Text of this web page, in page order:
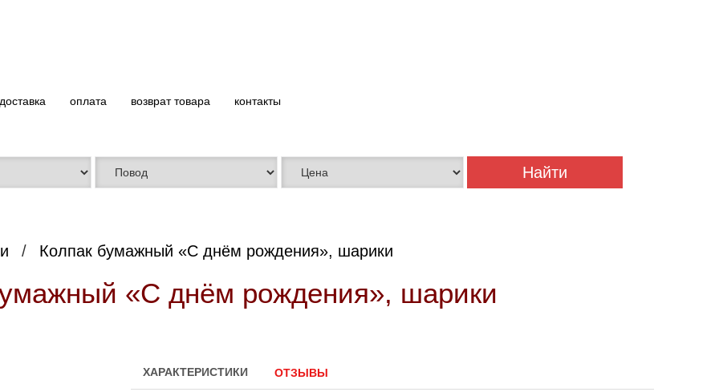
доставка оплата возврат товара контакты
Колпак бумажный «С днём рождения», шарики
«С днём рождения», шарики
ХАРАКТЕРИСТИКИ ОТЗЫВЫ